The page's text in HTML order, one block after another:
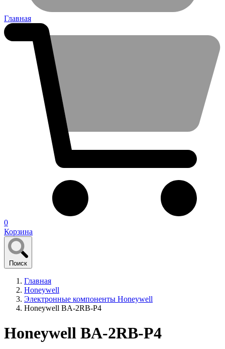
Главная
0
Корзина
Поиск
Главная
Honeywell
Электронные компоненты Honeywell
Honeywell BA-2RB-P4
Honeywell BA-2RB-P4